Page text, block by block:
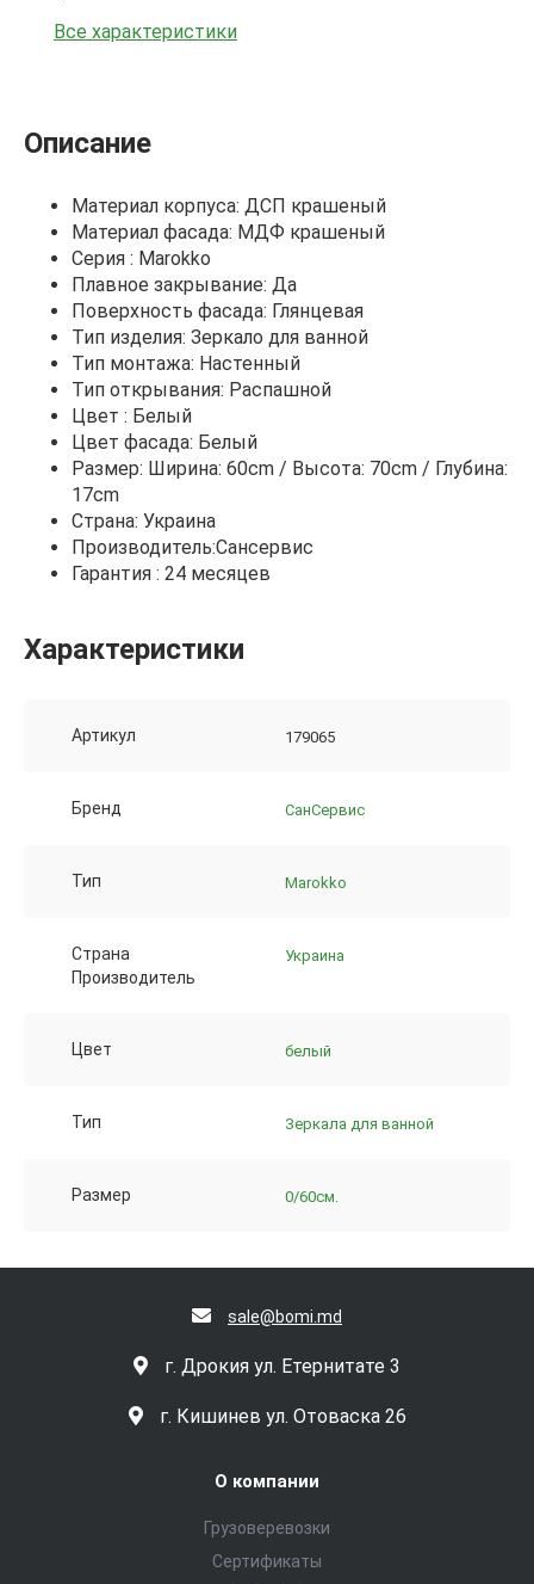
Все характеристики
Описание
Материал корпуса: ДСП крашеный
Материал фасада: МДФ крашеный
Серия : Marokko
Плавное закрывание: Да
Поверхность фасада: Глянцевая
Тип изделия: Зеркало для ванной
Тип монтажа: Настенный
Тип открывания: Распашной
Цвет : Белый
Цвет фасада: Белый
Размер: Ширина: 60cm / Высота: 70cm / Глубина:
17cm
Страна: Украина
Производитель:Сансервис
Гарантия : 24 месяцев
Характеристики
Артикул 179065
Бренд СанСервис
Тип Marokko
Страна
Производитель
Украина
Цвет белый
Тип Зеркала для ванной
Размер 0/60см.
sale@bomi.md
г. Дрокия ул. Етернитате 3
г. Кишинев ул. Отоваска 26
О компании
Грузоверевозки
Сертификаты